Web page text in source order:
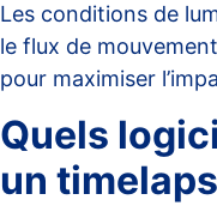
Les conditions de
le flux de
pour maximiser
Quels
un